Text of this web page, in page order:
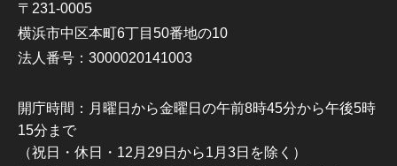
〒231-0005
横浜市中区本町6丁目50番地の10
法人番号：3000020141003
開庁時間：月曜日から金曜日の午前8時45分から午後5時
15分まで
（祝日・休日・12月29日から1月3日を除く）